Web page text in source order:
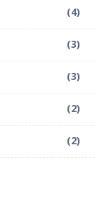
(4)
(3)
(3)
(2)
(2)